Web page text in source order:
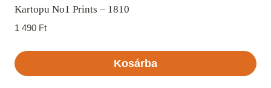
Kartopu No1 Prints – 1810
1 490 Ft
Kosárba